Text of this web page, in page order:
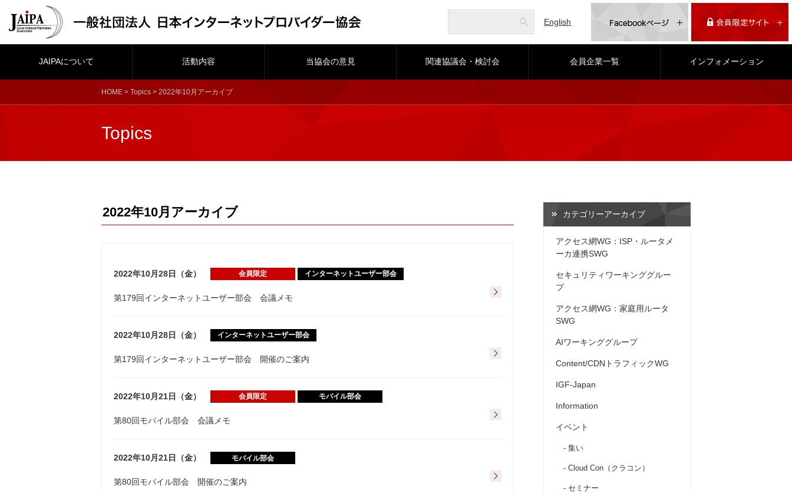
English
JAIPAについて 活動内容 当協会の意見 関連協議会・検討会 会員企業一覧 インフォメーション
HOME > Topics > 2022年10月アーカイブ
Topics
2022年10月アーカイブ
2022年10月28日（金） 会員限定 インターネットユーザー部会
第179回インターネットユーザー部会 会議メモ
2022年10月28日（金） インターネットユーザー部会
第179回インターネットユーザー部会 開催のご案内
2022年10月21日（金） 会員限定 モバイル部会
第80回モバイル部会 会議メモ
2022年10月21日（金） モバイル部会
第80回モバイル部会 開催のご案内
カテゴリーアーカイブ
アクセス網WG：ISP・ルータメ
ーカ連携SWG
セキュリティワーキンググルー
プ
アクセス網WG：家庭用ルータ
SWG
AIワーキンググループ
Content/CDNトラフィックWG
IGF-Japan
Information
イベント
集い
Cloud Con（クラコン）
セミナー